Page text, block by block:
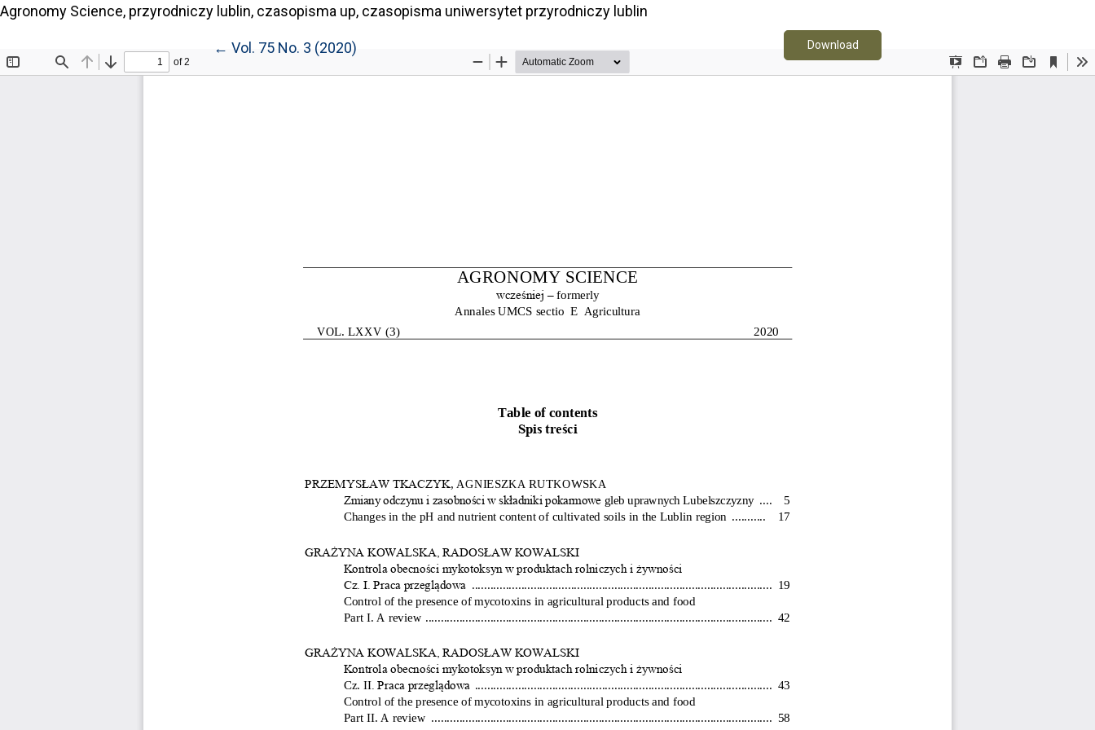
Agronomy Science, przyrodniczy lublin, czasopisma up, czasopisma uniwersytet przyrodniczy lublin
← Return to Article Details
Vol. 75 No. 3 (2020) DownloadDownload PDF